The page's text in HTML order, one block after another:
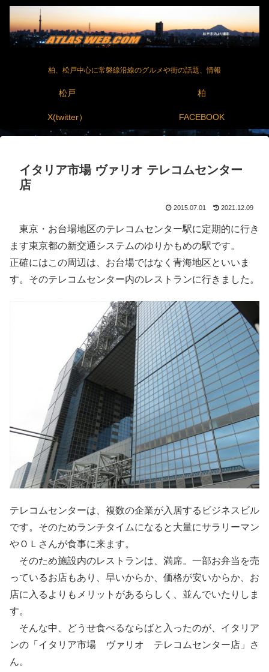
柏、松戸中心に常磐線沿線のグルメや街の話題、情報
松戸 柏
X(twitter） FACEBOOK
イタリア市場 ヴァリオ テレコムセンター
店
2015.07.01 2021.12.09
東京・お台場地区のテレコムセンター駅に定期的に行き
ます東京都の新交通システムのゆりかもめの駅です。
正確にはこの周辺は、お台場ではなく青海地区といいま
す。そのテレコムセンター内のレストランに行きました。
テレコムセンターは、複数の企業が入居するビジネスビル
です。そのためランチタイムになると大量にサラリーマン
やＯＬさんが食事に来ます。
そのため施設内のレストランは、満席。一部お弁当を売
っているお店もあり、早いからか、価格が安いからか、お
店に入るよりもメリットがあるらしく、並んでいたりしま
す。
そんな中、どうせ食べるならばと入ったのが、イタリア
ンの「イタリア市場 ヴァリオ テレコムセンター店」さ
ん。